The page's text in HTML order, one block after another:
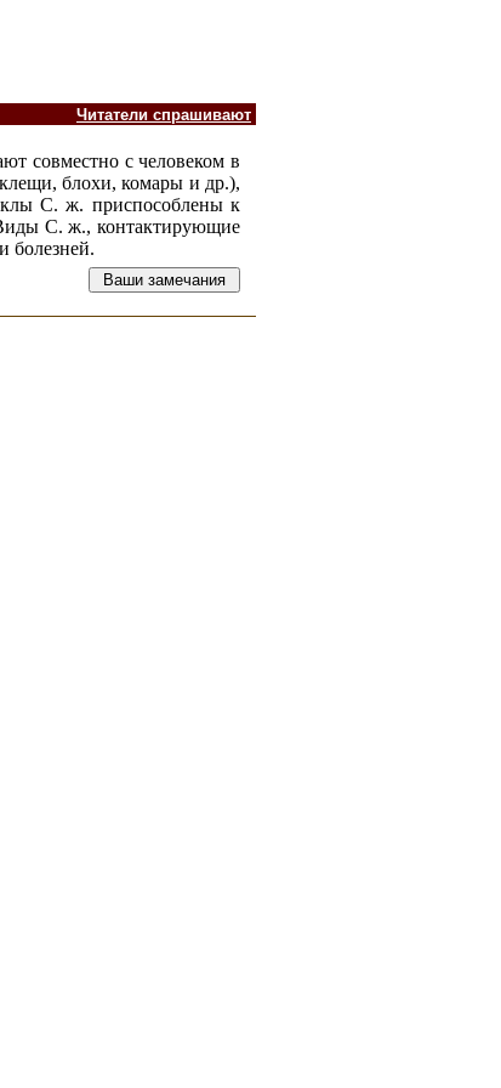
Читатели спрашивают
совместно с человеком в
блохи, комары и др.),
С. ж. приспособлены к
С. ж., контактирующие
болезней.